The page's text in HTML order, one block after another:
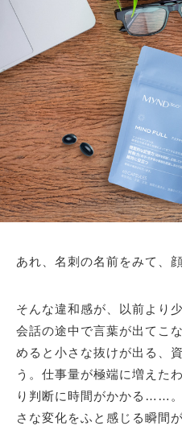
あれ、名刺の名前をみて
そんな違和感が、以前より
会話の途中で言葉が出てこ
めると小さな抜けが出る、
う。仕事量が極端に増えた
り判断に時間がかかる……
さな変化をふと感じる瞬間